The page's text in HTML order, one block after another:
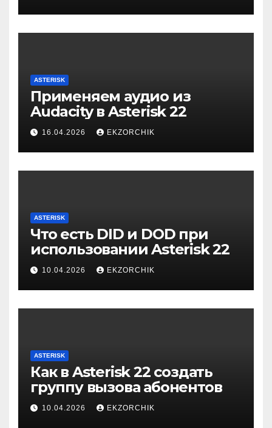
ASTERISK
Применяем аудио из
Audacity в Asterisk 22
16.04.2026 EKZORCHIK
ASTERISK
Что есть DID и DOD при
использовании Asterisk 22
10.04.2026 EKZORCHIK
ASTERISK
Как в Asterisk 22 создать
группу вызова абонентов
10.04.2026 EKZORCHIK